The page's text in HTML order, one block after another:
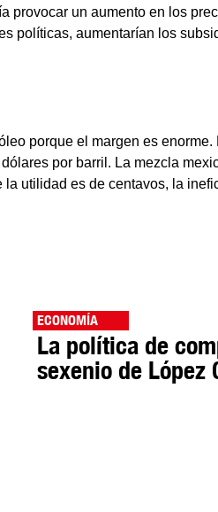
provocar un aumento en los
políticas, aumentarían los
porque el margen es enorme.
por barril. La mezcla
utilidad es de centavos, la
ECONOMÍA
La política de
sexenio de López